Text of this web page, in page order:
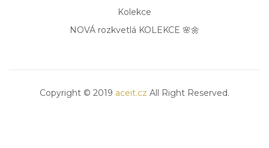
Kolekce
NOVÁ rozkvetlá KOLEKCE 🌸🌼
Copyright © 2019 aceit.cz All Right Reserved.